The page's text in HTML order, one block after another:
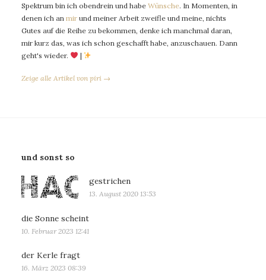
Spektrum bin ich obendrein und habe Wünsche. In Momenten, in
denen ich an mir und meiner Arbeit zweifle und meine, nichts
Gutes auf die Reihe zu bekommen, denke ich manchmal daran,
mir kurz das, was ich schon geschafft habe, anzuschauen. Dann
geht's wieder.
|
Zeige alle Artikel von piri →
und sonst so
gestrichen
13. August 2020 13:53
die Sonne scheint
10. Februar 2023 12:41
der Kerle fragt
16. März 2023 08:39